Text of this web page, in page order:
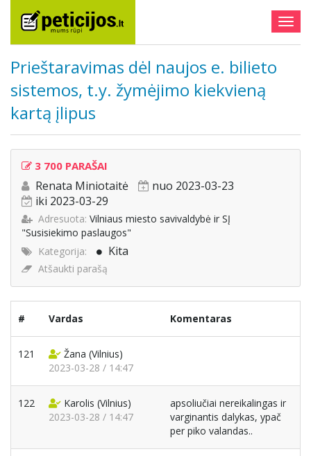
Prieštaravimas dėl naujos e. bilieto
sistemos, t.y. žymėjimo kiekvieną
kartą įlipus
3 700 PARAŠAI
Renata Miniotaitė
nuo 2023-03-23
iki 2023-03-29
Adresuota: Vilniaus miesto savivaldybė ir SĮ
"Susisiekimo paslaugos"
Kategorija:
Kita
Atšaukti parašą
# Vardas Komentaras
121 Žana (Vilnius)
2023-03-28 / 14:47
122 Karolis (Vilnius)
2023-03-28 / 14:47
apsoliučiai nereikalingas ir
varginantis dalykas, ypač
per piko valandas..